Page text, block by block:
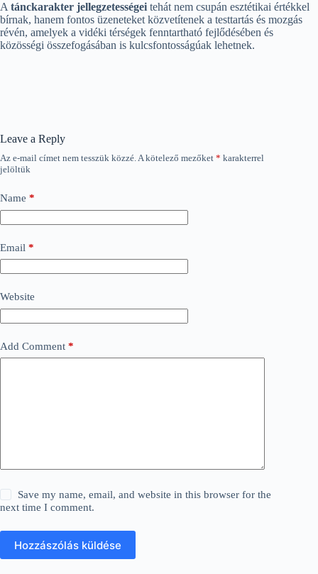
Atánckarakter jellegzetességei tehát nem csupán esztétikai értékkel
bírnak, hanem fontos üzeneteket közvetítenek a testtartás és mozgás
révén, amelyek a vidéki térségek fenntartható fejlődésében és
közösségi összefogásában is kulcsfontosságúak lehetnek.
Leave a Reply
Az e-mail címet nem tesszük közzé.A kötelező mezőket * karakterrel
jelöltük
Name *
Email *
Website
Add Comment *
Save my name, email, and website in this browser for the
next time I comment.
Hozzászólás küldése